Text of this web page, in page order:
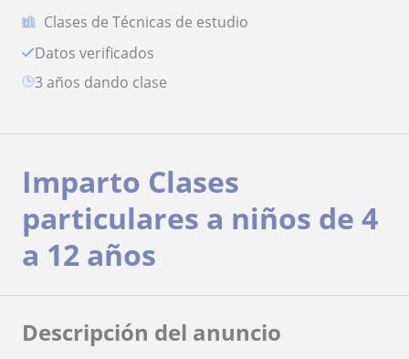
Clases de Técnicas de estudio
Datos verificados
3 años dando clase
Imparto Clases
particulares a niños de 4
a 12 años
Descripción del anuncio